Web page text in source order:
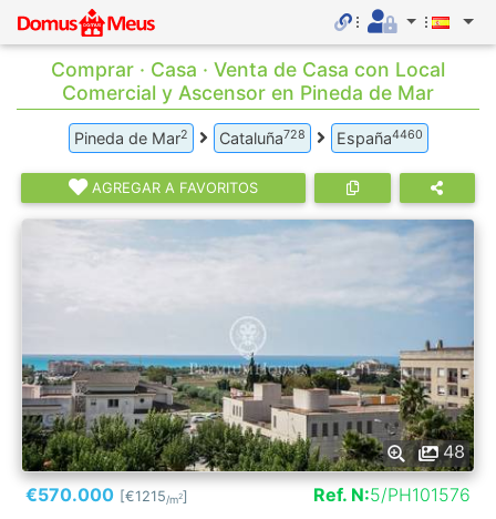
Comprar · Casa · Venta de Casa con Local
Comercial y Ascensor en Pineda de Mar
Pineda de Mar2 Cataluña728 España4460
AGREGAR A FAVORITOS
48
€570.000 [€1215/m2] Ref. N:5/PH101576